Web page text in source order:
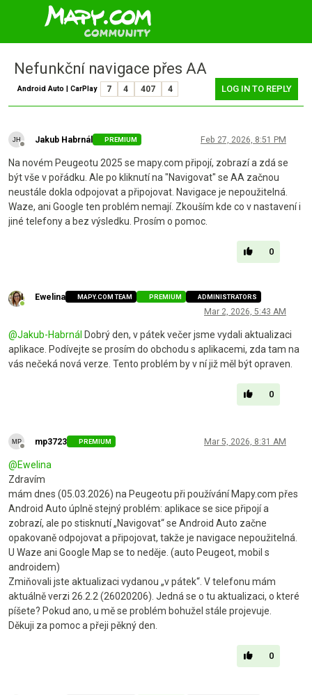
Nefunkční navigace přes AA
Android Auto | CarPlay 7 4 407 4 LOG IN TO REPLY
Offline
Jakub Habrnál PREMIUM Feb 27, 2026, 8:51 PM
Na novém Peugeotu 2025 se mapy.com připojí, zobrazí a zdá se
být vše v pořádku. Ale po kliknutí na "Navigovat" se AA začnou
neustále dokla odpojovat a připojovat. Navigace je nepoužitelná.
Waze, ani Google ten problém nemají. Zkouším kde co v nastavení i
jiné telefony a bez výsledku. Prosím o pomoc.
0
Online
Ewelina MAPY.COM TEAM PREMIUM ADMINISTRATORS
Mar 2, 2026, 5:43 AM
@Jakub-Habrnál Dobrý den, v pátek večer jsme vydali aktualizaci
aplikace. Podívejte se prosím do obchodu s aplikacemi, zda tam na
vás nečeká nová verze. Tento problém by v ní již měl být opraven.
0
Offline
mp3723 PREMIUM Mar 5, 2026, 8:31 AM
@Ewelina
Zdravím
mám dnes (05.03.2026) na Peugeotu při používání Mapy.com přes
Android Auto úplně stejný problém: aplikace se sice připojí a
zobrazí, ale po stisknutí „Navigovat“ se Android Auto začne
opakovaně odpojovat a připojovat, takže je navigace nepoužitelná.
U Waze ani Google Map se to neděje. (auto Peugeot, mobil s
androidem)
Zmiňovali jste aktualizaci vydanou „v pátek“. V telefonu mám
aktuálně verzi 26.2.2 (26020206). Jedná se o tu aktualizaci, o které
píšete? Pokud ano, u mě se problém bohužel stále projevuje.
Děkuji za pomoc a přeji pěkný den.
0